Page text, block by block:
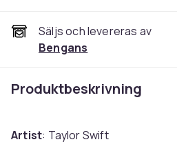
Säljs och levereras av
Bengans
Produktbeskrivning
Artist: Taylor Swift